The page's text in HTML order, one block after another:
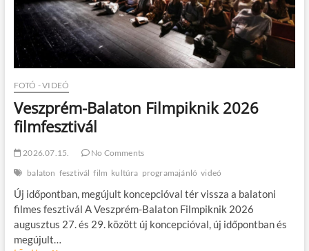
FOTÓ - VIDEÓ
Veszprém-Balaton Filmpiknik 2026
filmfesztivál
2026.07.15.
No Comments
balaton fesztivál film kultúra programajánló videó
Új időpontban, megújult koncepcióval tér vissza a balatoni
filmes fesztivál A Veszprém-Balaton Filmpiknik 2026
augusztus 27. és 29. között új koncepcióval, új időpontban és
megújult…